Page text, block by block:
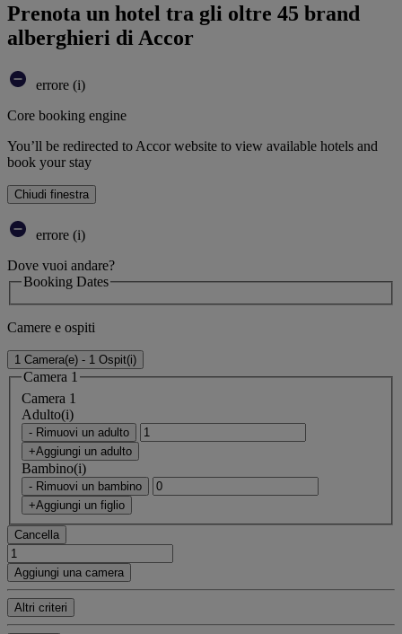
Prenota un hotel tra gli oltre 45 brand
alberghieri di Accor
errore (i)
Core booking engine
You’ll be redirected to Accor website to view available hotels and
book your stay
Chiudi finestra
errore (i)
Dove vuoi andare?
Booking Dates
Camere e ospiti
1 Camera(e) - 1 Ospit(i)
Camera 1
Camera 1
Adulto(i)
- Rimuovi un adulto
+Aggiungi un adulto
Bambino(i)
- Rimuovi un bambino
+Aggiungi un figlio
Cancella
Aggiungi una camera
Altri criteri